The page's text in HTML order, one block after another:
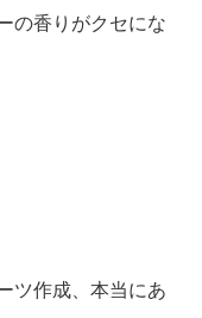
の香りがクセにな
ツ作成、本当にあ